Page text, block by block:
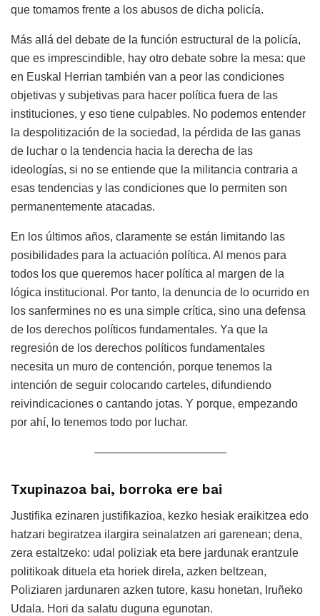
que tomamos frente a los abusos de dicha policía.
Más allá del debate de la función estructural de la policía,
que es imprescindible, hay otro debate sobre la mesa: que
en Euskal Herrian también van a peor las condiciones
objetivas y subjetivas para hacer política fuera de las
instituciones, y eso tiene culpables. No podemos entender
la despolitización de la sociedad, la pérdida de las ganas
de luchar o la tendencia hacia la derecha de las
ideologías, si no se entiende que la militancia contraria a
esas tendencias y las condiciones que lo permiten son
permanentemente atacadas.
En los últimos años, claramente se están limitando las
posibilidades para la actuación política. Al menos para
todos los que queremos hacer política al margen de la
lógica institucional. Por tanto, la denuncia de lo ocurrido en
los sanfermines no es una simple crítica, sino una defensa
de los derechos políticos fundamentales. Ya que la
regresión de los derechos políticos fundamentales
necesita un muro de contención, porque tenemos la
intención de seguir colocando carteles, difundiendo
reivindicaciones o cantando jotas. Y porque, empezando
por ahí, lo tenemos todo por luchar.
———————————–
Txupinazoa bai, borroka ere bai
Justifika ezinaren justifikazioa, kezko hesiak eraikitzea edo
hatzari begiratzea ilargira seinalatzen ari garenean; dena,
zera estaltzeko: udal poliziak eta bere jardunak erantzule
politikoak dituela eta horiek direla, azken beltzean,
Poliziaren jardunaren azken tutore, kasu honetan, Iruñeko
Udala. Hori da salatu duguna egunotan.